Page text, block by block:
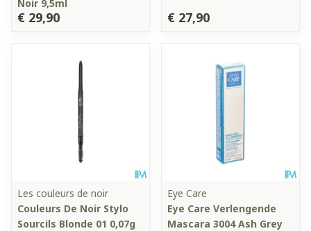
Noir 9,5ml
€ 29,90 € 27,90
Les couleurs de noir
Couleurs De Noir Stylo
Sourcils Blonde 01 0,07g
Eye Care
Eye Care Verlengende
Mascara 3004 Ash Grey